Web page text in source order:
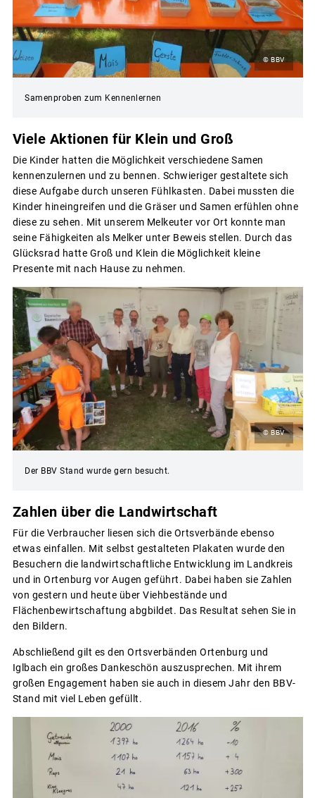
© BBV
Samenproben zum Kennenlernen
Viele Aktionen für Klein und Groß
Die Kinder hatten die Möglichkeit verschiedene Samen
kennenzulernen und zu bennen. Schwieriger gestaltete sich
diese Aufgabe durch unseren Fühlkasten. Dabei mussten die
Kinder hineingreifen und die Gräser und Samen erfühlen ohne
diese zu sehen. Mit unserem Melkeuter vor Ort konnte man
seine Fähigkeiten als Melker unter Beweis stellen. Durch das
Glücksrad hatte Groß und Klein die Möglichkeit kleine
Presente mit nach Hause zu nehmen.
© BBV
Der BBV Stand wurde gern besucht.
Zahlen über die Landwirtschaft
Für die Verbraucher liesen sich die Ortsverbände ebenso
etwas einfallen. Mit selbst gestalteten Plakaten wurde den
Besuchern die landwirtschaftliche Entwicklung im Landkreis
und in Ortenburg vor Augen geführt. Dabei haben sie Zahlen
von gestern und heute über Viehbestände und
Flächenbewirtschaftung abgbildet. Das Resultat sehen Sie in
den Bildern.
Abschließend gilt es den Ortsverbänden Ortenburg und
Iglbach ein großes Dankeschön auszusprechen. Mit ihrem
großen Engagement haben sie auch in diesem Jahr den BBV-
Stand mit viel Leben gefüllt.